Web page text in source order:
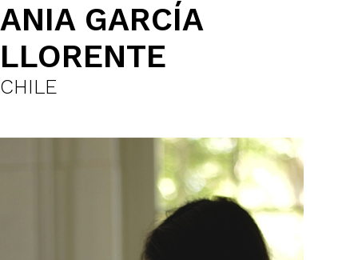
ANIA GARCÍA
LLORENTE
CHILE